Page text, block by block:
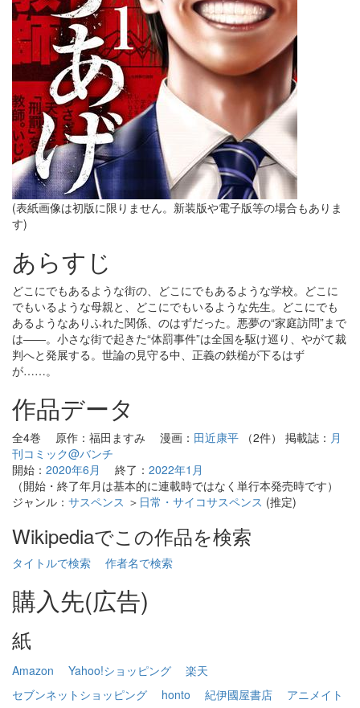
(表紙画像は初版に限りません。新装版や電子版等の場合もありま
す)
あらすじ
どこにでもあるような街の、どこにでもあるような学校。どこに
でもいるような母親と、どこにでもいるような先生。どこにでも
あるようなありふれた関係、のはずだった。悪夢の“家庭訪問”まで
は――。小さな街で起きた“体罰事件”は全国を駆け巡り、やがて裁
判へと発展する。世論の見守る中、正義の鉄槌が下るはず
が……。
作品データ
全4巻 原作：福田ますみ 漫画： 田近康平 （2件） 掲載誌： 月
刊コミック@バンチ
開始： 2020年6月 終了： 2022年1月
（開始・終了年月は基本的に連載時ではなく単行本発売時です）
ジャンル： サスペンス ＞ 日常・サイコサスペンス (推定)
Wikipediaでこの作品を検索
タイトルで検索 作者名で検索
購入先(広告)
紙
Amazon Yahoo!ショッピング
楽天
セブンネットショッピング
honto 紀伊國屋書店 アニメイト